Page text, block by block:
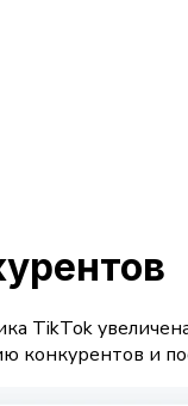
TikTok
конкурентов и